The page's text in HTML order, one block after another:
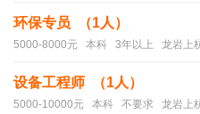
环保专员 （1人）
5000-8000元 本科 3年以上 龙岩上
设备工程师 （1人）
5000-10000元 本科 不要求 龙岩上